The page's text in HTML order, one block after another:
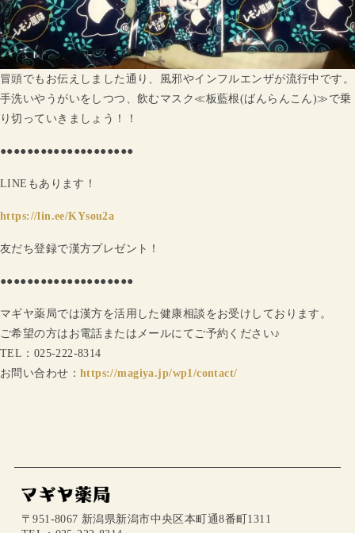
冒頭でもお伝えしました通り、風邪やインフルエンザが流行中です。
手洗いやうがいをしつつ、飲むマスク≪板藍根(ばんらんこん)≫で乗
り切っていきましょう！！
●●●●●●●●●●●●●●●●●●●●
LINEもあります！
https://lin.ee/KYsou2a
友だち登録で漢方プレゼント！
●●●●●●●●●●●●●●●●●●●●
マギヤ薬局では漢方を活用した健康相談をお受けしております。
ご希望の方はお電話またはメールにてご予約ください♪
TEL：025-222-8314
お問い合わせ： https://magiya.jp/wp1/contact/
〒951-8067 新潟県新潟市中央区本町通8番町1311